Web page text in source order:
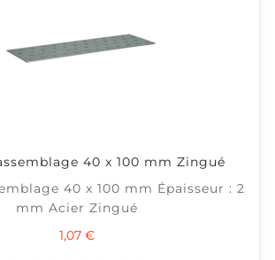
40 x 100 mm Zingué
40 x 100 mm Épaisseur : 2
mm Acier Zingué
1,07 €Prix